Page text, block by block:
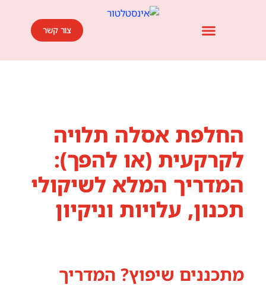
צור קשר
החלפת אסלה תלויה
לקרקעית (או להפך):
המדריך המלא לשיקולי
תכנון, עלויות וניקיון
מתכננים שיפוץ? המדריך